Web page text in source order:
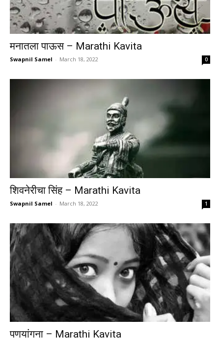
मनातला पाऊस – Marathi Kavita
Swapnil Samel - March 18, 2022 0
शिवनेरीचा सिंह – Marathi Kavita
Swapnil Samel - March 18, 2022 1
पणयांगना – Marathi Kavita